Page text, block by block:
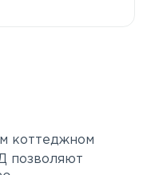
коттеджном
позволяют